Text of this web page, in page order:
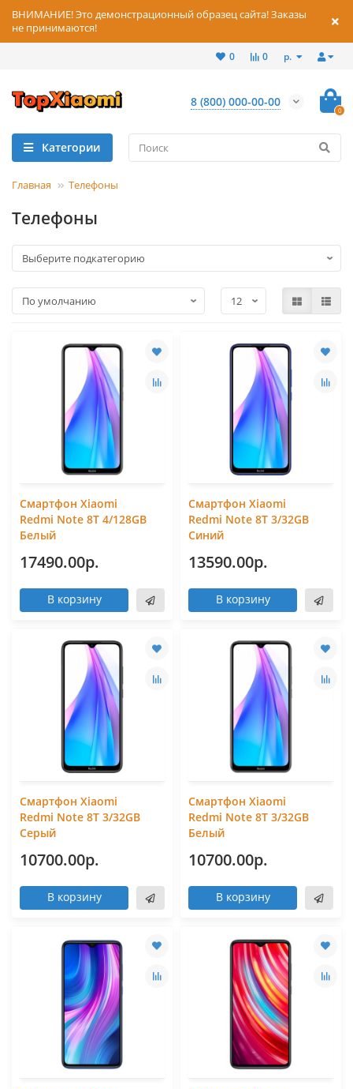
ВНИМАНИЕ! Это демонстрационный образец сайта! Заказы
не принимаются!
р.
0
0
8 (800) 000-00-00
0
Категории
Главная Телефоны
Телефоны
Смартфон Xiaomi
Redmi Note 8T 4/128GB
Белый
17490.00р.
В корзину
Смартфон Xiaomi
Redmi Note 8T 3/32GB
Синий
13590.00р.
В корзину
Смартфон Xiaomi
Redmi Note 8T 3/32GB
Серый
10700.00р.
В корзину
Смартфон Xiaomi
Redmi Note 8T 3/32GB
Белый
10700.00р.
В корзину